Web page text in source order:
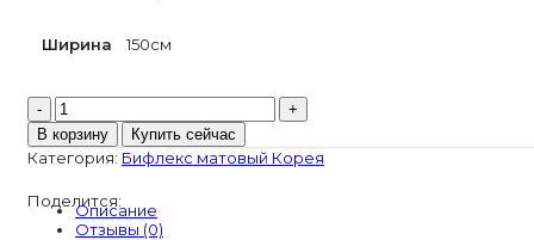
Ширина 150см
Количество
товара
Бифлекс
матовый
Корея
В корзину Купить сейчас
Категория: Бифлекс матовый Корея
Поделится:
Описание
Отзывы (0)